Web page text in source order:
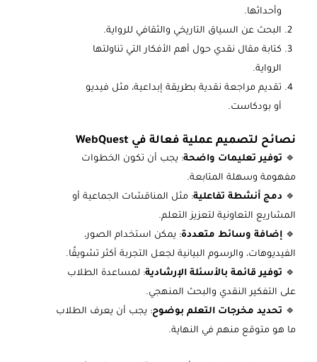
وأحداثها.
البحث عن السياق التاريخي والثقافي للرواية.
كتابة مقال نقدي حول أهم الأفكار التي تناولتها
الرواية.
تقديم مراجعة نقدية بطريقة إبداعية، مثل فيديو
أو بودكاست.
نصائح لتصميم عملية فعالة في WebQuest
🔹 توفير تعليمات واضحة: يجب أن تكون الخطوات
مفهومة وسهلة المتابعة.
🔹 دمج أنشطة تفاعلية: مثل المناقشات الجماعية أو
المشاريع التعاونية لتعزيز التعلم.
🔹 إضافة وسائط متعددة: يمكن استخدام الصور،
الفيديوهات، والرسوم البيانية لجعل التجربة أكثر تشويقًا.
🔹 توفير قائمة بالأسئلة الإرشادية: لمساعدة الطلاب
على التفكير النقدي والبحث المنهجي.
🔹 تحديد مخرجات التعلم بوضوح: يجب أن يعرف الطلاب
ما هو متوقع منهم في النهاية.